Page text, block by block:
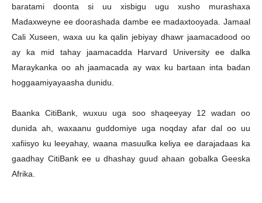
baratami doonta si uu xisbigu ugu xusho murashaxa
Madaxweyne ee doorashada dambe ee madaxtooyada. Jamaal
Cali Xuseen, waxa uu ka qalin jebiyay dhawr jaamacadood oo
ay ka mid tahay jaamacadda Harvard University ee dalka
Maraykanka oo ah jaamacada ay wax ku bartaan inta badan
hoggaamiyayaasha dunidu.
Baanka CitiBank, wuxuu uga soo shaqeeyay 12 wadan oo
dunida ah, waxaanu guddomiye uga noqday afar dal oo uu
xafiisyo ku leeyahay, waana masuulka keliya ee darajadaas ka
gaadhay CitiBank ee u dhashay guud ahaan gobalka Geeska
Afrika.